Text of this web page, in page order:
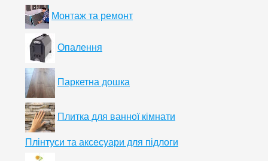
Монтаж та ремонт
Опалення
Паркетна дошка
Плитка для ванної кімнати
Плінтуси та аксесуари для підлоги